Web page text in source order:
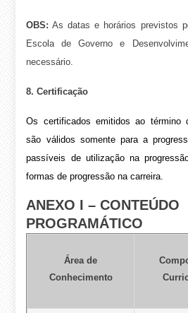
DATAS
Outubro: 01,
OBS: As datas e horários previstos
Escola de Governo e
necessário.
8. Certificação
Os certificados emitidos ao término
são válidos somente para a
passíveis de utilização na
formas de progressão na carreira.
ANEXO I – CONTEÚDO
PROGRAMÁTICO
Área de
Conhecimento